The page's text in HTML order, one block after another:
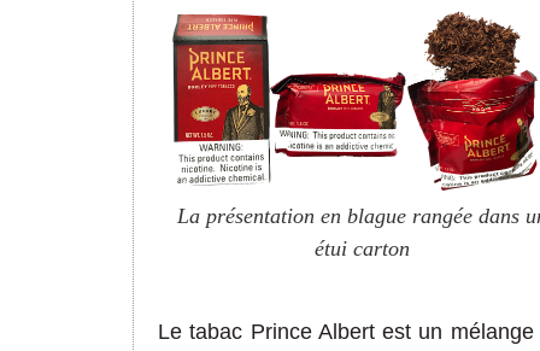
La présentation en blague rangée dans
étui carton
Le tabac Prince Albert est un mélange